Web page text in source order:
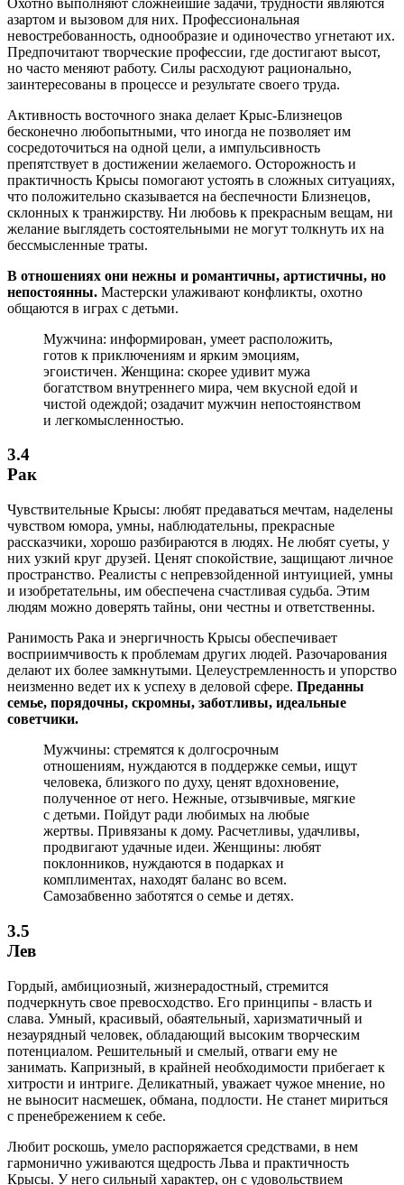
азартом и вызовом для них. Профессиональная
невостребованность, однообразие и одиночество угнетают их.
Предпочитают творческие профессии, где достигают высот,
но часто меняют работу. Силы расходуют рационально,
заинтересованы в процессе и результате своего труда.
Активность восточного знака делает Крыс-Близнецов
бесконечно любопытными, что иногда не позволяет им
сосредоточиться на одной цели, а импульсивность
препятствует в достижении желаемого. Осторожность и
практичность Крысы помогают устоять в сложных ситуациях,
что положительно сказывается на беспечности Близнецов,
склонных к транжирству. Ни любовь к прекрасным вещам, ни
желание выглядеть состоятельными не могут толкнуть их на
бессмысленные траты.
В отношениях они нежны и романтичны, артистичны, но
непостоянны. Мастерски улаживают конфликты, охотно
общаются в играх с детьми.
Мужчина: информирован, умеет расположить,
готов к приключениям и ярким эмоциям,
эгоистичен. Женщина: скорее удивит мужа
богатством внутреннего мира, чем вкусной едой и
чистой одеждой; озадачит мужчин непостоянством
и легкомысленностью.
3.4
Рак
Чувствительные Крысы: любят предаваться мечтам, наделены
чувством юмора, умны, наблюдательны, прекрасные
рассказчики, хорошо разбираются в людях. Не любят суеты, у
них узкий круг друзей. Ценят спокойствие, защищают личное
пространство. Реалисты с непревзойденной интуицией, умны
и изобретательны, им обеспечена счастливая судьба. Этим
людям можно доверять тайны, они честны и ответственны.
Ранимость Рака и энергичность Крысы обеспечивает
восприимчивость к проблемам других людей. Разочарования
делают их более замкнутыми. Целеустремленность и упорство
неизменно ведет их к успеху в деловой сфере. Преданны
семье, порядочны, скромны, заботливы, идеальные
советчики.
Мужчины: стремятся к долгосрочным
отношениям, нуждаются в поддержке семьи, ищут
человека, близкого по духу, ценят вдохновение,
полученное от него. Нежные, отзывчивые, мягкие
с детьми. Пойдут ради любимых на любые
жертвы. Привязаны к дому. Расчетливы, удачливы,
продвигают удачные идеи. Женщины: любят
поклонников, нуждаются в подарках и
комплиментах, находят баланс во всем.
Самозабвенно заботятся о семье и детях.
3.5
Лев
Гордый, амбициозный, жизнерадостный, стремится
подчеркнуть свое превосходство. Его принципы - власть и
слава. Умный, красивый, обаятельный, харизматичный и
незаурядный человек, обладающий высоким творческим
потенциалом. Решительный и смелый, отваги ему не
занимать. Капризный, в крайней необходимости прибегает к
хитрости и интриге. Деликатный, уважает чужое мнение, но
не выносит насмешек, обмана, подлости. Не станет мириться
с пренебрежением к себе.
Любит роскошь, умело распоряжается средствами, в нем
гармонично уживаются щедрость Льва и практичность
Крысы. У него сильный характер, он с удовольствием